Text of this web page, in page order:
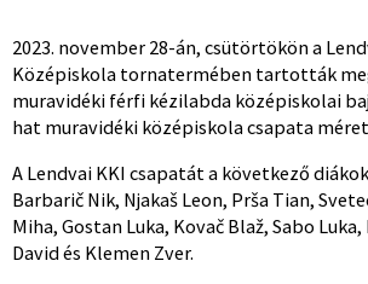
2023. november 28-án, csütörtökön a
Középiskola tornatermében tartották
muravidéki férfi kézilabda középiskolai
hat muravidéki középiskola csapata
A Lendvai KKI csapatát a következő
Barbarič Nik, Njakaš Leon, Prša Tian,
Miha, Gostan Luka, Kovač Blaž, Sabo
David és Klemen Zver.